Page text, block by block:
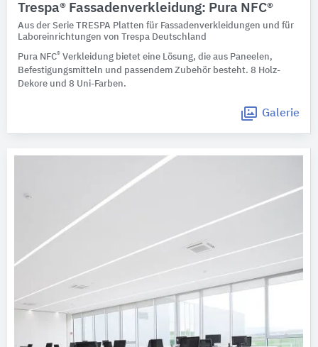
Trespa® Fassadenverkleidung: Pura NFC®
Aus der Serie TRESPA Platten für Fassadenverkleidungen und für
Laboreinrichtungen von Trespa Deutschland
Pura NFC® Verkleidung bietet eine Lösung, die aus Paneelen,
Befestigungsmitteln und passendem Zubehör besteht. 8 Holz-
Dekore und 8 Uni-Farben.
Galerie